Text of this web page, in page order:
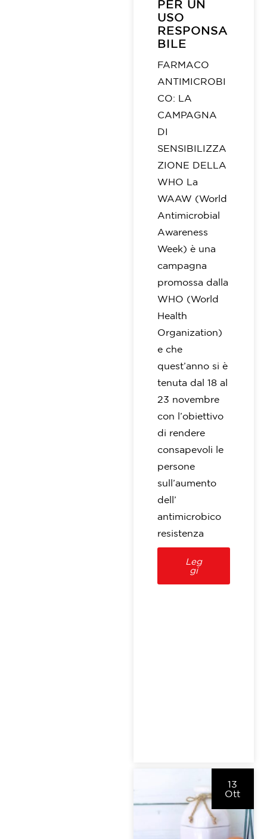
PER UN
USO
RESPONSA
BILE
FARMACO
ANTIMICROBI
CO: LA
CAMPAGNA
DI
SENSIBILIZZA
ZIONE DELLA
WHO La
WAAW (World
Antimicrobial
Awareness
Week) è una
campagna
promossa dalla
WHO (World
Health
Organization)
e che
quest’anno si è
tenuta dal 18 al
23 novembre
con l’obiettivo
di rendere
consapevoli le
persone
sull’aumento
dell’
antimicrobico
resistenza
Leg
gi
13
Ott